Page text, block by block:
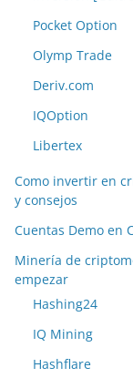
Pocket Option
Olymp Trade
Deriv.com
IQOption
Libertex
Como invertir en
y consejos
Cuentas Demo en
Minería de
empezar
Hashing24
IQ Mining
Hashflare